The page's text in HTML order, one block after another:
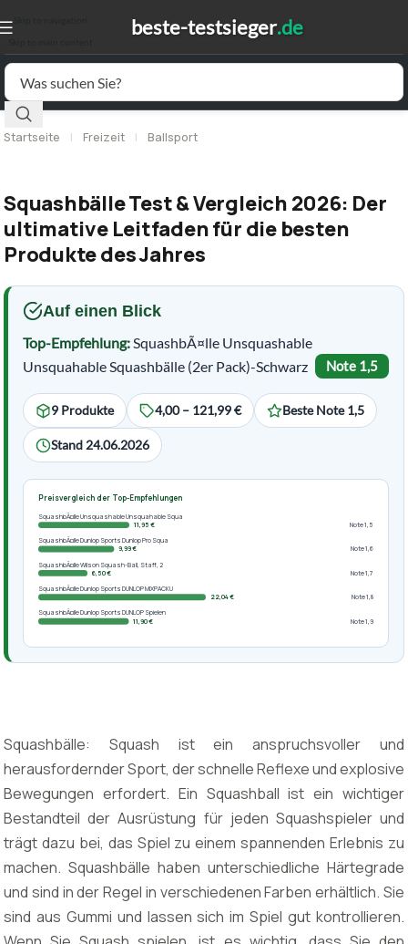
Startseite | Freizeit | Ballsport
Squashbälle Test & Vergleich 2026: Der
ultimative Leitfaden für die besten
Produkte des Jahres
Auf einen Blick
Top-Empfehlung:SquashbÃ¤lle Unsquashable
Unsquahable Squashbälle (2er Pack)-Schwarz
Note 1,5
9 Produkte 4,00 – 121,99 € Beste Note 1,5
Stand 24.06.2026
Preisvergleich der Top-Empfehlungen
SquashbÃ¤lle Unsquashable Unsquahable Squa
11,95 €
Note 1,5
SquashbÃ¤lle Dunlop Sports Dunlop Pro Squa
9,99 €
Note 1,6
SquashbÃ¤lle Wilson Squash-Ball, Staff, 2
6,50 €
Note 1,7
SquashbÃ¤lle Dunlop Sports DUNLOP MIXPACKU
22,04 €
Note 1,8
SquashbÃ¤lle Dunlop Sports DUNLOP Spielen
11,90 €
Note 1,9
Squashbälle: Squash ist ein anspruchsvoller und
herausfordernder Sport, der schnelle Reflexe und explosive
Bewegungen erfordert. Ein Squashball ist ein wichtiger
Bestandteil der Ausrüstung für jeden Squashspieler und
trägt dazu bei, das Spiel zu einem spannenden Erlebnis zu
machen. Squashbälle haben unterschiedliche Härtegrade
und sind in der Regel in verschiedenen Farben erhältlich. Sie
sind aus Gummi und lassen sich im Spiel gut kontrollieren.